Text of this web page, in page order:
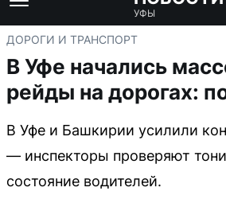
УФЫ
ДОРОГИ И ТРАНСПОРТ
В Уфе начались
рейды на дорогах:
В Уфе и Башкирии усилили
— инспекторы проверяют
состояние водителей.